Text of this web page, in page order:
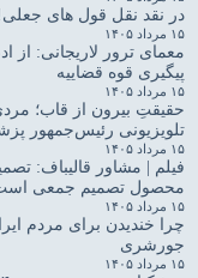
در نقد نقل قول های
۱۵ مرداد ۱۴۰۵
معمای ترور لاریجانی: از
پیگیری قوه قضاییه
۱۵ مرداد ۱۴۰۵
حقیقتِ بیرون از قاب؛
تلویزیونی رئیس‌جمهور
۱۵ مرداد ۱۴۰۵
فیلم | مشاور قالیباف:
محصول تصمیم جمعی
۱۵ مرداد ۱۴۰۵
چرا خندیدن برای مردم
جورشری
۱۵ مرداد ۱۴۰۵